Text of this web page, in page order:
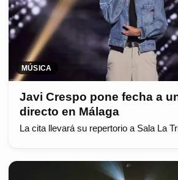
MÚSICA
Javi Crespo pone fecha a
directo en Málaga
La cita llevará su repertorio a Sala La